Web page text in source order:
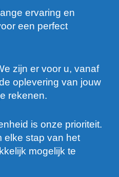
ervaring en
een perfect
zijn er voor u, vanaf
oplevering van jouw
rekenen.
is onze prioriteit.
elke stap van het
mogelijk te